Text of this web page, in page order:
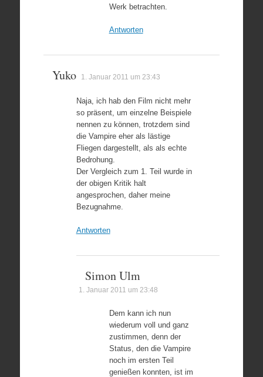
Werk betrachten.
Antworten
Yuko 1. Januar 2011 um 23:43
Naja, ich hab den Film nicht mehr
so präsent, um einzelne Beispiele
nennen zu können, trotzdem sind
die Vampire eher als lästige
Fliegen dargestellt, als als echte
Bedrohung.
Der Vergleich zum 1. Teil wurde in
der obigen Kritik halt
angesprochen, daher meine
Bezugnahme.
Antworten
Simon Ulm
1. Januar 2011 um 23:48
Dem kann ich nun
wiederum voll und ganz
zustimmen, denn der
Status, den die Vampire
noch im ersten Teil
genießen konnten, ist im